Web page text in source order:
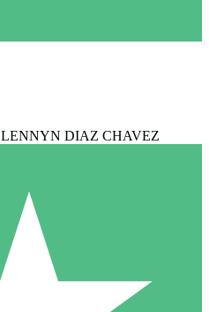
LENNYN DIAZ CHAVEZ